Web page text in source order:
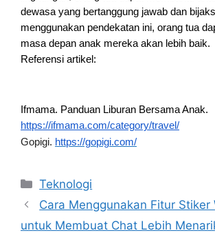
dewasa yang bertanggung jawab dan
menggunakan pendekatan ini, orang tua
masa depan anak mereka akan lebih baik.
Referensi artikel:
Ifmama. Panduan Liburan Bersama Anak.
https://ifmama.com/category/travel/
Gopigi. https://gopigi.com/
Categories
Teknologi
Cara Menggunakan Fitur Stiker
untuk Membuat Chat Lebih